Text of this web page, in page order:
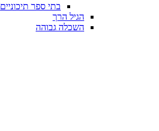
בתי ספר תיכוניים
הגיל הרך
השכלה גבוהה